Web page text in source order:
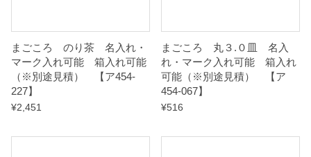
【
ア
5
まごころ のり茶 名入れ・
マーク入れ可能 箱入れ可能
（※別途見積） 【ア454-
227】
¥2,451
まごころ 丸３.０皿 名入
れ・マーク入れ可能 箱入れ
可能（※別途見積） 【ア
454-067】
¥516